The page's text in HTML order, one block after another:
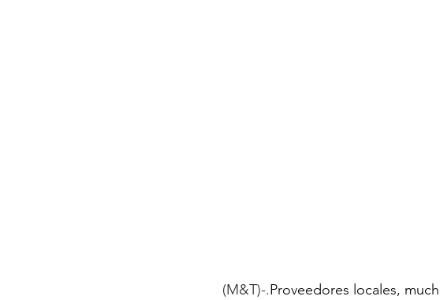
(M&T)-.Proveedores locales,